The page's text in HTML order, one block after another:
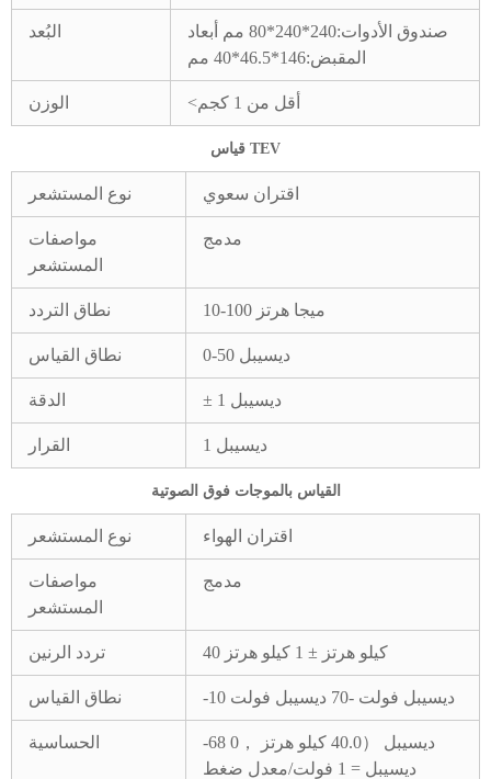
البُعد
صندوق الأدوات:240*240*80 مم أبعاد
المقبض:146*46.5*40 مم
الوزن <أقل من 1 كجم
قياس TEV
نوع المستشعر اقتران سعوي
مواصفات
المستشعر
مدمج
نطاق التردد 10-100 ميجا هرتز
نطاق القياس 0-50 ديسيبل
الدقة ± 1 ديسيبل
القرار 1 ديسيبل
القياس بالموجات فوق الصوتية
نوع المستشعر اقتران الهواء
مواصفات
المستشعر
مدمج
تردد الرنين 40 كيلو هرتز ± 1 كيلو هرتز
نطاق القياس -10 ديسيبل فولت -70 ديسيبل فولت
الحساسية
-68 ديسيبل （40.0 كيلو هرتز ，0
ديسيبل = 1 فولت/معدل ضغط